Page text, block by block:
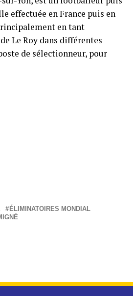
effectuée en France puis en
en tant
Le Roy dans différentes
de sélectionneur, pour
ÉLIMINATOIRES MONDIAL